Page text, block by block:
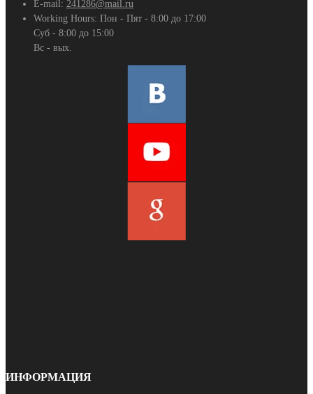
E-mail: 241286@mail.ru
Working Hours: Пон - Пят - 8:00 до 17:00
Суб - 8:00 до 15:00
Вс - вых.
ИНФОРМАЦИЯ